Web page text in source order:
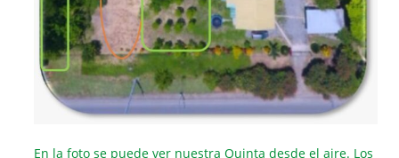
En la foto se puede ver nuestra Quinta desde el aire. Los